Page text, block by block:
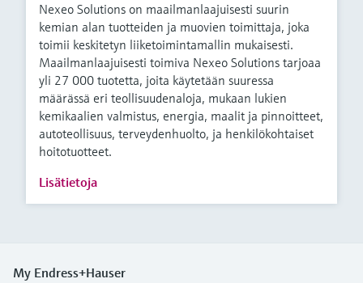
Nexeo Solutions on maailmanlaajuisesti suurin
kemian alan tuotteiden ja muovien toimittaja, joka
toimii keskitetyn liiketoimintamallin mukaisesti.
Maailmanlaajuisesti toimiva Nexeo Solutions tarjoaa
yli 27 000 tuotetta, joita käytetään suuressa
määrässä eri teollisuudenaloja, mukaan lukien
kemikaalien valmistus, energia, maalit ja pinnoitteet,
autoteollisuus, terveydenhuolto, ja henkilökohtaiset
hoitotuotteet.
Lisätietoja
My Endress+Hauser